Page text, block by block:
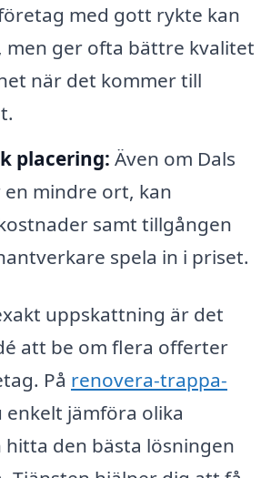
med gott rykte kan
men ger ofta bättre kvalitet
när det kommer till
placering: Även om Dals
en mindre ort, kan
samt tillgången
spela in i priset.
uppskattning är det
att be om flera offerter
På renovera-trappa-
enkelt jämföra olika
den bästa lösningen